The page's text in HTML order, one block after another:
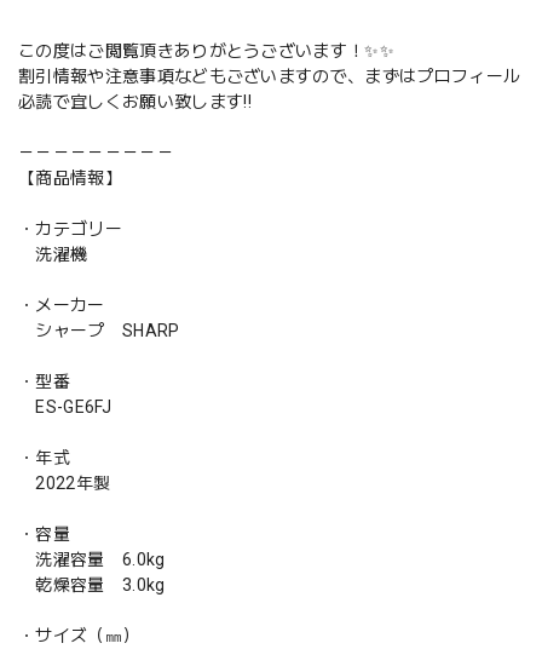
この度はご閲覧頂きありがとうございます！✨✨
割引情報や注意事項などもございますので、まずはプロフィール
必読で宜しくお願い致します‼️
－－－－－－－－－
【商品情報】
・カテゴリー
洗濯機
・メーカー
シャープ SHARP
・型番
ES-GE6FJ
・年式
2022年製
・容量
洗濯容量 6.0kg
乾燥容量 3.0kg
・サイズ（㎜）